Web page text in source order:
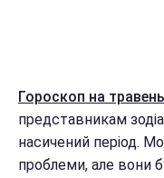
Гороскоп на
представникам
насичений період.
проблеми, але вони